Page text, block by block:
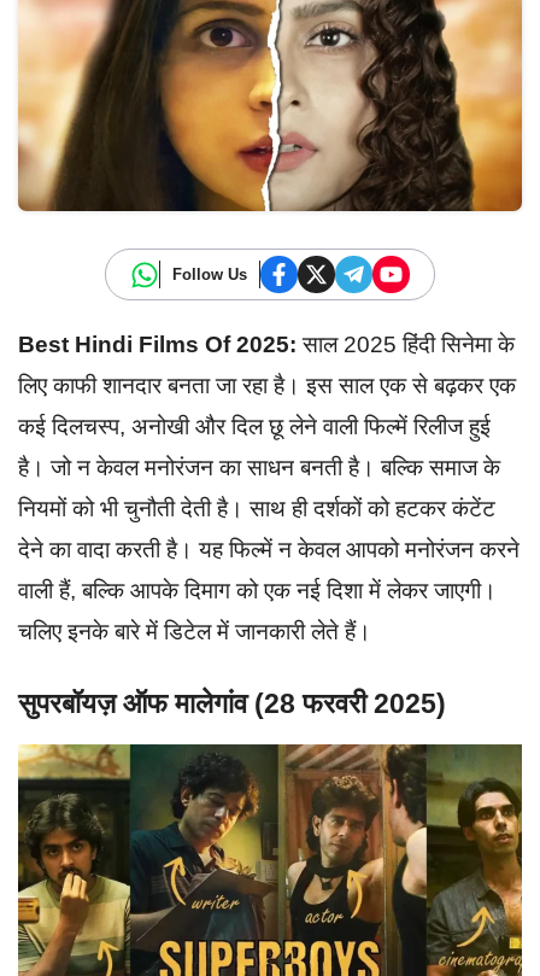
Follow Us
Best Hindi Films Of 2025: साल 2025 हिंदी सिनेमा के
लिए काफी शानदार बनता जा रहा है। इस साल एक से बढ़कर एक
कई दिलचस्प, अनोखी और दिल छू लेने वाली फिल्में रिलीज हुई
है। जो न केवल मनोरंजन का साधन बनती है। बल्कि समाज के
नियमों को भी चुनौती देती है। साथ ही दर्शकों को हटकर कंटेंट
देने का वादा करती है। यह फिल्में न केवल आपको मनोरंजन करने
वाली हैं, बल्कि आपके दिमाग को एक नई दिशा में लेकर जाएगी।
चलिए इनके बारे में डिटेल में जानकारी लेते हैं।
सुपरबॉयज़ ऑफ मालेगांव (28 फरवरी 2025)